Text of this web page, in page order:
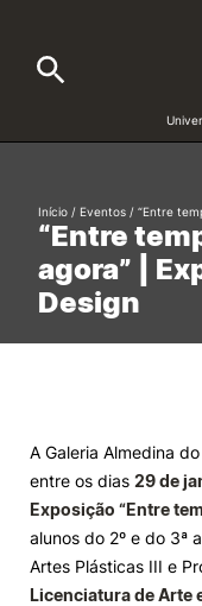
Cursos
Candidatos
Investigação e
Alunos
Knowledge
Search
Formative Offer
“Entre
agora” |
Design
Início / Eventos / “Entre
A Galeria Almedina
entre os dias 29 de
Exposição “Entre
alunos do 2º e do 3ª
Artes Plásticas III e
Licenciatura de Arte